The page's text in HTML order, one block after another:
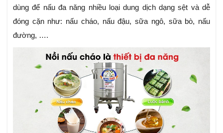
dùng để nấu đa năng nhiều loại dung dịch dạng sệt và dễ
đóng cặn như: nấu cháo, nấu đậu, sữa ngô, sữa bò, nấu
đường, ….